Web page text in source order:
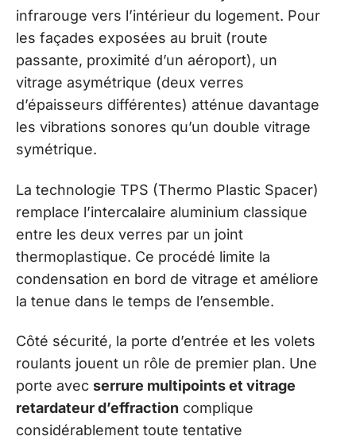
infrarouge vers l’intérieur du logement. Pour
les façades exposées au bruit (route
passante, proximité d’un aéroport), un
vitrage asymétrique (deux verres
d’épaisseurs différentes) atténue davantage
les vibrations sonores qu’un double vitrage
symétrique.
La technologie TPS (Thermo Plastic Spacer)
remplace l’intercalaire aluminium classique
entre les deux verres par un joint
thermoplastique. Ce procédé limite la
condensation en bord de vitrage et améliore
la tenue dans le temps de l’ensemble.
Côté sécurité, la porte d’entrée et les volets
roulants jouent un rôle de premier plan. Une
porte avec serrure multipoints et vitrage
retardateur d’effraction complique
considérablement toute tentative